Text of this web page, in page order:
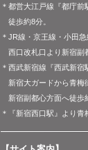
＊都営大江戸線『都庁
徒歩約8分。
＊JR線・京王線・小田
西口改札口より新宿副
＊西武新宿線『西武新宿
新宿大ガードから青梅
新宿副都心方面へ徒歩
＊『新宿西口駅』より青